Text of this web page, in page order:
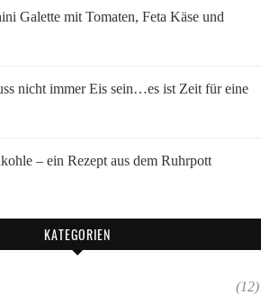
Galette mit Tomaten, Feta Käse und
nicht immer Eis sein…es ist Zeit für eine
– ein Rezept aus dem Ruhrpott
KATEGORIEN
(12)